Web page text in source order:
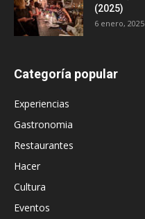
(2025)
6 enero, 2025
Categoría popular
Experiencias
Gastronomia
Restaurantes
Hacer
Cultura
Eventos